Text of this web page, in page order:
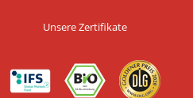
Unsere Zertifikate